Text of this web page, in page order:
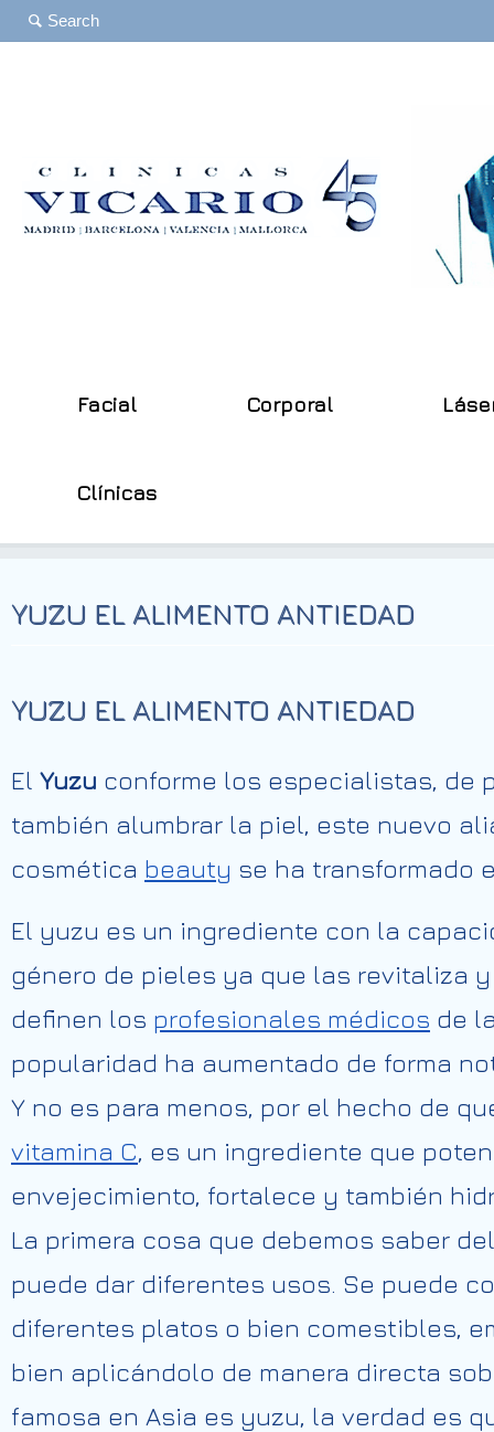
Facial Corporal
Clínicas
YUZU EL ALIMENTO ANTIEDAD
YUZU EL ALIMENTO ANTIEDAD
El Yuzu conforme los especialistas, de
también alumbrar la piel, este nuevo
cosmética beauty se ha transformado
El yuzu es un ingrediente con la
género de pieles ya que las revitaliza
definen los profesionales médicos de
popularidad ha aumentado de forma
Y no es para menos, por el hecho de
vitamina C, es un ingrediente que
envejecimiento, fortalece y también
La primera cosa que debemos saber
puede dar diferentes usos. Se puede
diferentes platos o bien comestibles,
bien aplicándolo de manera directa
famosa en Asia es yuzu, la verdad es